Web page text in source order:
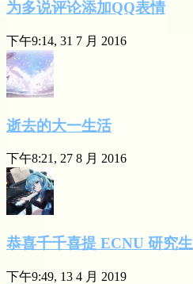
为多说评论添加QQ表情
下午9:14, 31 7 月 2016
逝去的大一生活
下午8:21, 27 8 月 2016
恭喜千千喜提 ECNU 研究生
下午9:49, 13 4 月 2019